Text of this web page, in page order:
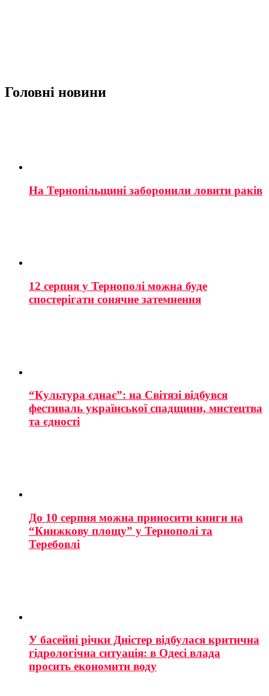
Головні новини
На Тернопільщині заборонили ловити раків
12 серпня у Тернополі можна буде
спостерігати сонячне затемнення
“Культура єднає”: на Світязі відбувся
фестиваль української спадщини, мистецтва
та єдності
До 10 серпня можна приносити книги на
“Книжкову площу” у Тернополі та
Теребовлі
У басейні річки Дністер відбулася критична
гідрологічна ситуація: в Одесі влада
просить економити воду